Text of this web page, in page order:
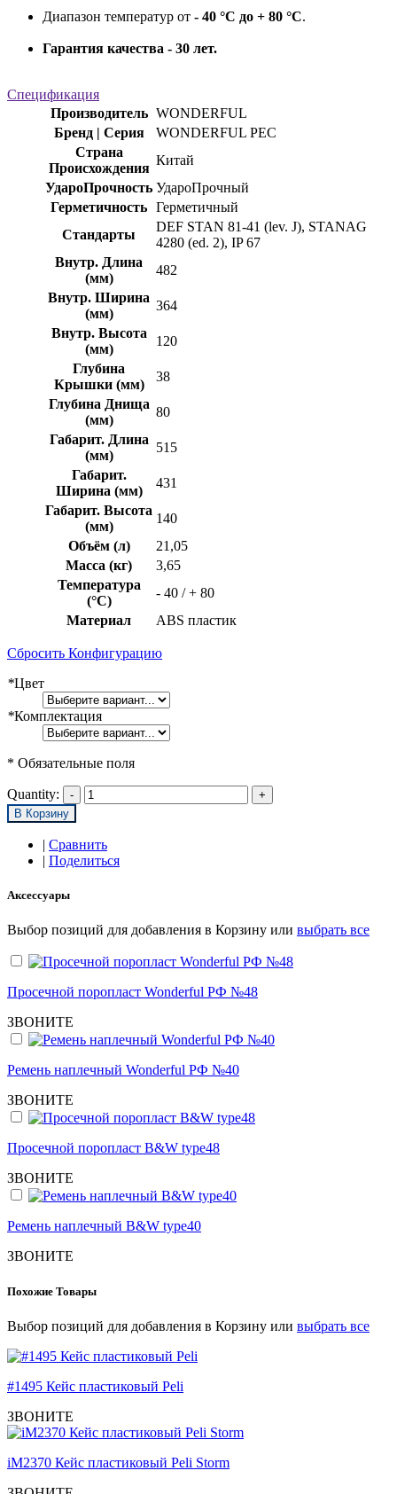
Диапазон температур от - 40 °C до + 80 °C.
Гарантия качества - 30 лет.
Спецификация
Производитель WONDERFUL
Бренд | Серия
WONDERFUL PEC
Страна
Происхождения
Китай
УдароПрочность УдароПрочный
Герметичность Герметичный
Стандарты
DEF STAN 81-41 (lev. J), STANAG
4280 (ed. 2), IP 67
Внутр. Длина
(мм)
482
Внутр. Ширина
(мм)
364
Внутр. Высота
(мм)
120
Глубина
Крышки (мм)
38
Глубина Днища
(мм)
80
Габарит. Длина
(мм)
515
Габарит.
Ширина (мм)
431
Габарит. Высота
(мм)
140
Объём (л)
21,05
Масса (кг)
3,65
Температура
(°C)
- 40 / + 80
Материал
ABS пластик
Сбросить Конфигурацию
*Цвет
*Комплектация
* Обязательные поля
Quantity:
В Корзину
| Сравнить
| Поделиться
Аксессуары
Выбор позиций для добавления в Корзину или выбрать все
Просечной поропласт Wonderful РФ №48
ЗВОНИТЕ
Ремень наплечный Wonderful РФ №40
ЗВОНИТЕ
Просечной поропласт B&W type48
ЗВОНИТЕ
Ремень наплечный B&W type40
ЗВОНИТЕ
Похожие Товары
Выбор позиций для добавления в Корзину или выбрать все
#1495 Кейс пластиковый Peli
ЗВОНИТЕ
iM2370 Кейс пластиковый Peli Storm